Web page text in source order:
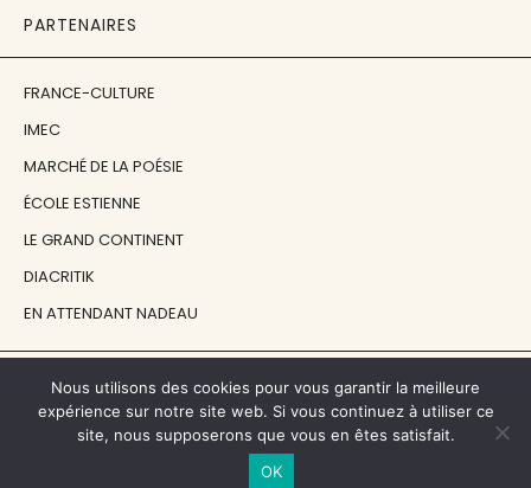
PARTENAIRES
FRANCE-CULTURE
IMEC
MARCHÉ DE LA POÉSIE
ÉCOLE ESTIENNE
LE GRAND CONTINENT
DIACRITIK
EN ATTENDANT NADEAU
NOS SOUTIENS
CENTRE NATIONAL DU LIVRE
Nous utilisons des cookies pour vous garantir la meilleure
expérience sur notre site web. Si vous continuez à utiliser ce
site, nous supposerons que vous en êtes satisfait.
OK